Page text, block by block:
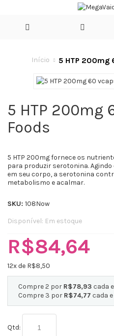
Início 5 HTP 200mg
5 HTP 200mg
Foods
5 HTP 200mgfornece os
para produzir serotonina.
em seu corpo, a serotonina
metabolismo e acalmar.
SKU: 108Now
Disponível: Em estoque
R$84,64
12x de R$8,50
Compre 2 por R$78,93 cada e
Compre 3 por R$74,77 cada e
Qtd: